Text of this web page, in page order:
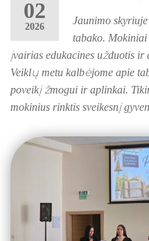
02
2026
Jaunimo
tabako.
įvairias edukacines užduotis ir
Veiklų metu kalbėjome apie
poveikį žmogui ir aplinkai.
mokinius rinktis sveikesnį